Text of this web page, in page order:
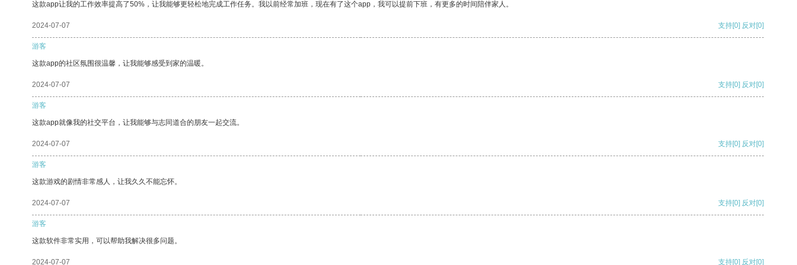
这款app让我的工作效率提高了50%，让我能够更轻松地完成工作任务。我以前经常加班，现在有了这个app，我可以提前下班，有更多的时间陪伴家人。
2024-07-07 支持[0] 反对[0]
游客
这款app的社区氛围很温馨，让我能够感受到家的温暖。
2024-07-07 支持[0] 反对[0]
游客
这款app就像我的社交平台，让我能够与志同道合的朋友一起交流。
2024-07-07 支持[0] 反对[0]
游客
这款游戏的剧情非常感人，让我久久不能忘怀。
2024-07-07 支持[0] 反对[0]
游客
这款软件非常实用，可以帮助我解决很多问题。
2024-07-07 支持[0] 反对[0]